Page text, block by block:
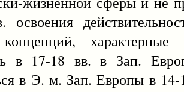
освоения
характерные
в 17-18 вв. в Зап.
в Э. м. Зап. Европы в